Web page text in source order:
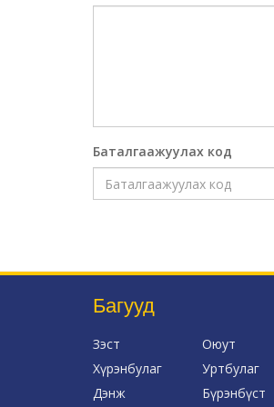
Баталгаажуулах код
Багууд
Зэст Оюут
Хүрэнбулаг
Уртбулаг
Дэнж
Бүрэнбүст